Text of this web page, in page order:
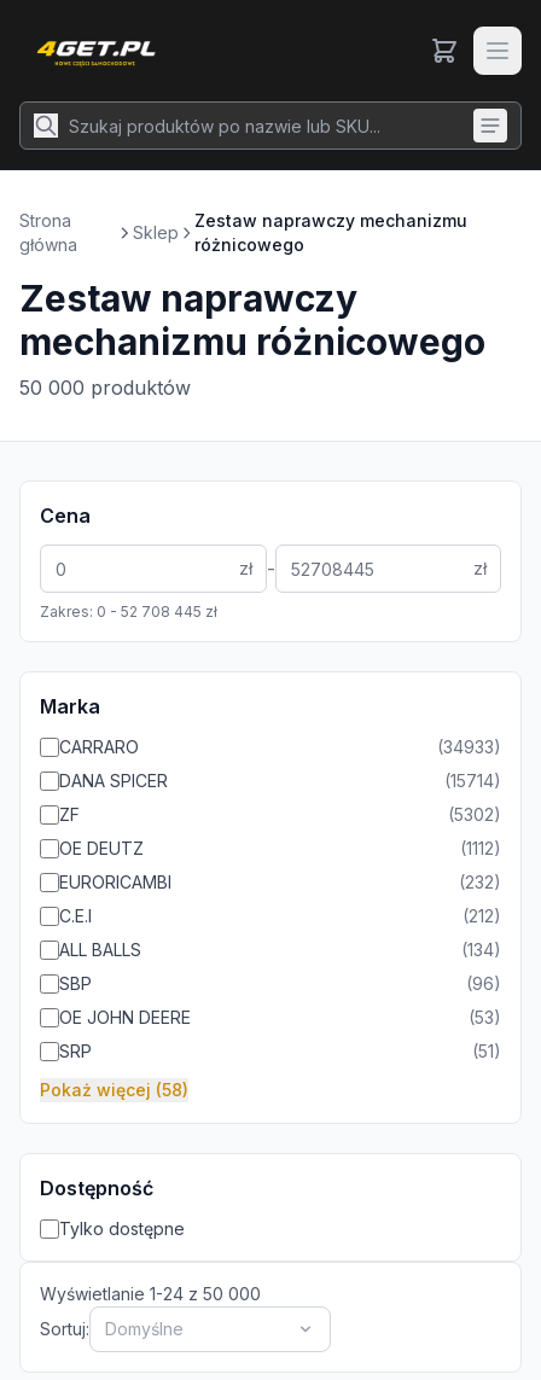
Strona
główna
Sklep
Zestaw naprawczy mechanizmu
różnicowego
Zestaw naprawczy
mechanizmu różnicowego
50 000 produktów
Cena
zł - zł
Zakres: 0 - 52 708 445 zł
Marka
CARRARO (34933)
DANA SPICER
(15714)
ZF
(5302)
OE DEUTZ
(1112)
EURORICAMBI
(232)
C.E.I
(212)
ALL BALLS
(134)
SBP
(96)
OE JOHN DEERE
(53)
SRP
(51)
Pokaż więcej (58)
Dostępność
Tylko dostępne
Wyświetlanie 1-24 z 50 000
Sortuj:
Domyślne